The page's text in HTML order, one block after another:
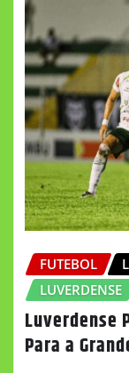
FUTEBOL
LUVERDENSE
Luverdense
Para a